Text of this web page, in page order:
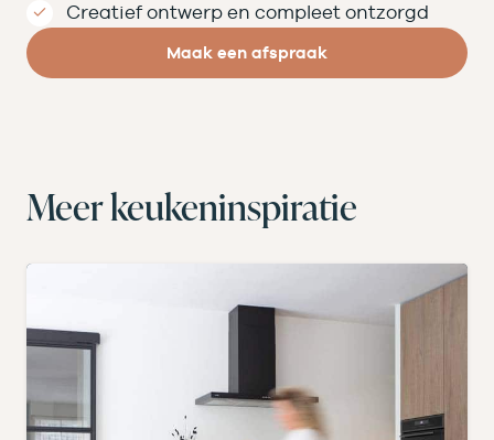
Creatief ontwerp en compleet ontzorgd
Maak een afspraak
Meer keukeninspiratie